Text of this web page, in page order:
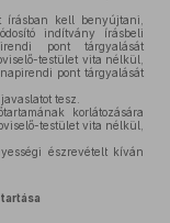
írásban kell benyújtani,
indítvány írásbeli
pont tárgyalását
testület vita nélkül,
pont tárgyalását
tesz.
korlátozására
testület vita nélkül,
észrevételt kíván